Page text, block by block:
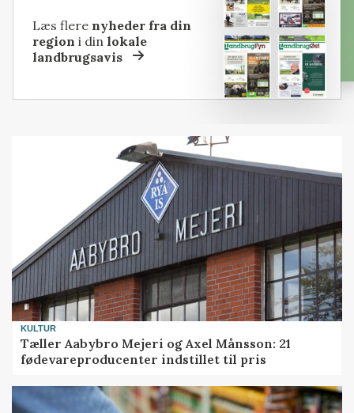
Læs flere nyheder fra din
region i dinlokale
landbrugsavis
KULTUR
Tæller Aabybro Mejeri og Axel Månsson: 21
fødevareproducenter indstillet til pris